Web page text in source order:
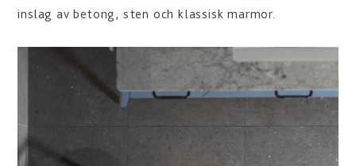
inslag av betong, sten och klassisk marmor.